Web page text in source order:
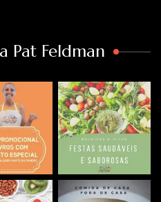
Pat Feldman